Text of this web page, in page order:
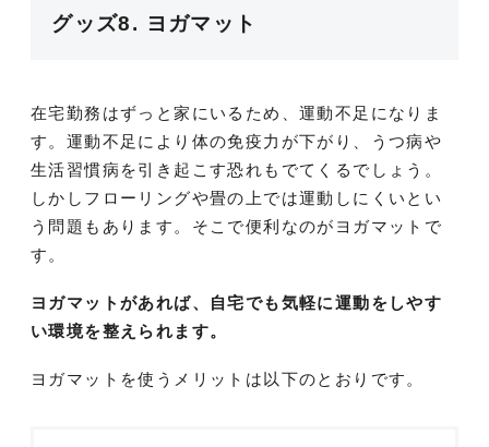
グッズ8. ヨガマット
在宅勤務はずっと家にいるため、運動不足になりま
す。運動不足により体の免疫力が下がり、うつ病や
生活習慣病を引き起こす恐れもでてくるでしょう。
しかしフローリングや畳の上では運動しにくいとい
う問題もあります。そこで便利なのがヨガマットで
す。
ヨガマットがあれば、自宅でも気軽に運動をしやす
い環境を整えられます。
ヨガマットを使うメリットは以下のとおりです。